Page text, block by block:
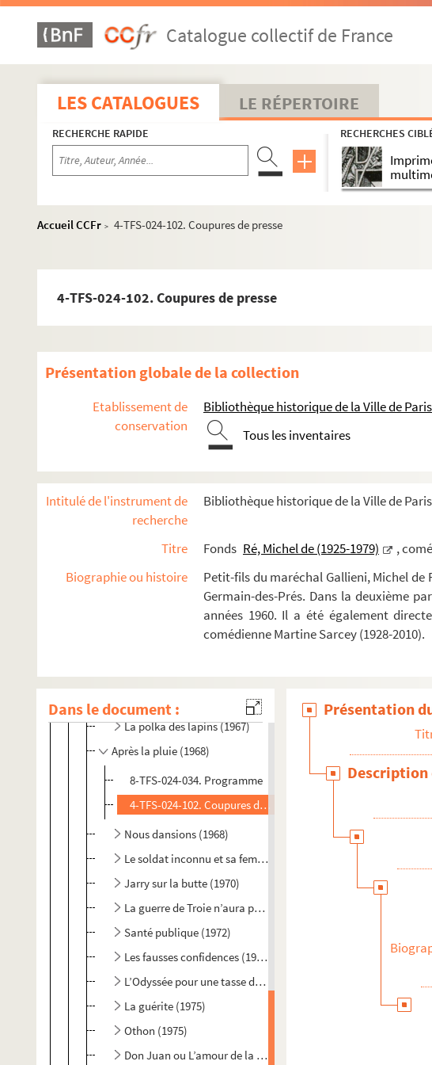
Catalogue collectif de France
LES CATALOGUES LE RÉPERTOIRE
RECHERCHE RAPIDE RECHERCHES
Accueil CCFr > 4-TFS-024-102. Coupures de presse
4-TFS-024-102. Coupures de presse
Présentation globale de la collection
Etablissement de
conservation
Bibliothèque historique de la Ville de Paris
Tous les inventaires
Intitulé de l'instrument de
recherche
Bibliothèque historique de la Ville de
Titre Fonds Ré, Michel de (1925-1979)
,
Biographie ou histoire
Petit-fils du maréchal Gallieni, Michel
Germain-des-Prés. Dans la deuxième
années 1960. Il a été également
comédienne Martine Sarcey (1928-2010).
Dans le document :
Théâtre
Producteur, directeur de compagnie, de théâtre, de festival
Metteur en scène
Acteur
Gala Georges Courteline (1944)
On fait le ménage en enfer (1947)
L’épouvantail (1958)
Becket ou L’honneur de Dieu (1959)
Zazie dans le métro (1959)
La surprise de l’amour (1961)
Arden de Feversham (1961)
Frank V, opéra d’une banque privée (1962)
Le satyre de la Villette (1963)
Bonheur, impair et passe (1964)
Œil public (1965)
La folle de Chaillot (1965)
La polka des lapins (1967)
Après la pluie (1968)
8-TFS-024-034. Programme
4-TFS-024-102. Coupures de presse
Nous dansions (1968)
Le soldat inconnu et sa femme (1969)
Jarry sur la butte (1970)
La guerre de Troie n’aura pas lieu (1971)
Santé publique (1972)
Les fausses confidences (1974)
L’Odyssée pour une tasse de thé (1974)
La guérite (1975)
Othon (1975)
Don Juan ou L’amour de la géométrie (1976)
Présentation
Description